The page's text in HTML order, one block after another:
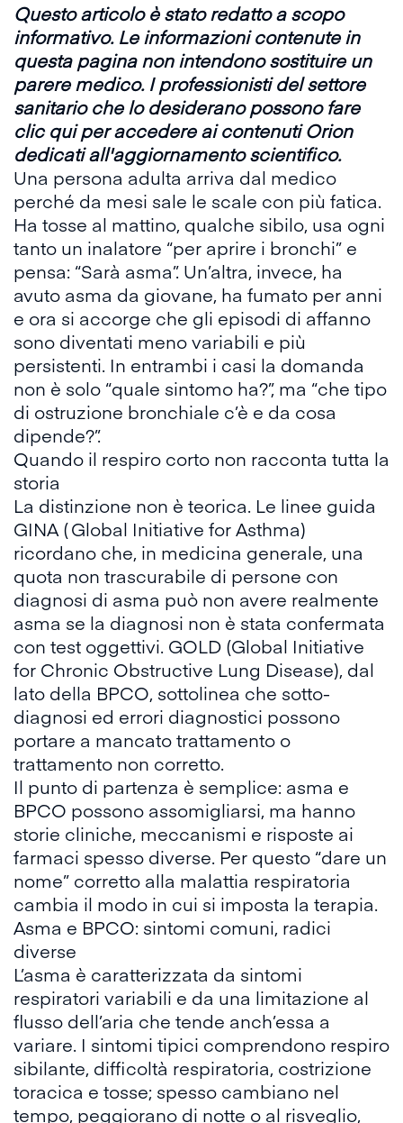
Questo articolo è stato redatto a scopo
informativo. Le informazioni contenute in
questa pagina non intendono sostituire un
parere medico. I professionisti del settore
sanitario che lo desiderano possono fare
clic quiper accedere ai contenuti Orion
dedicati all'aggiornamento scientifico.
Una persona adulta arriva dal medico
perché da mesi sale le scale con più fatica.
Ha tosse al mattino, qualche sibilo, usa ogni
tanto un inalatore “per aprire i bronchi” e
pensa: “Sarà asma”. Un’altra, invece, ha
avuto asma da giovane, ha fumato per anni
e ora si accorge che gli episodi di affanno
sono diventati meno variabili e più
persistenti. In entrambi i casi la domanda
non è solo “quale sintomo ha?”, ma “che tipo
di ostruzione bronchiale c’è e da cosa
dipende?”.
Quando il respiro corto non racconta tutta la
storia
La distinzione non è teorica. Le linee guida
GINA ( Global Initiative for Asthma)
ricordano che, in medicina generale, una
quota non trascurabile di persone con
diagnosi di asma può non avere realmente
asma se la diagnosi non è stata confermata
con test oggettivi. GOLD (Global Initiative
for Chronic Obstructive Lung Disease), dal
lato della BPCO, sottolinea che sotto-
diagnosi ed errori diagnostici possono
portare a mancato trattamento o
trattamento non corretto.
Il punto di partenza è semplice: asma e
BPCO possono assomigliarsi, ma hanno
storie cliniche, meccanismi e risposte ai
farmaci spesso diverse. Per questo “dare un
nome” corretto alla malattia respiratoria
cambia il modo in cui si imposta la terapia.
Asma e BPCO: sintomi comuni, radici
diverse
L’asma è caratterizzata da sintomi
respiratori variabili e da una limitazione al
flusso dell’aria che tende anch’essa a
variare. I sintomi tipici comprendono respiro
sibilante, difficoltà respiratoria, costrizione
toracica e tosse; spesso cambiano nel
tempo, peggiorano di notte o al risveglio,